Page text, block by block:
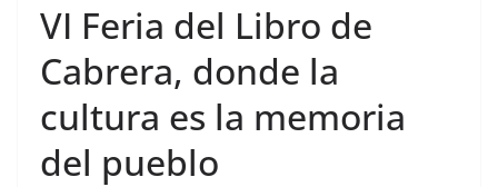
VI Feria del Libro de
Cabrera, donde la
cultura es la memoria
del pueblo